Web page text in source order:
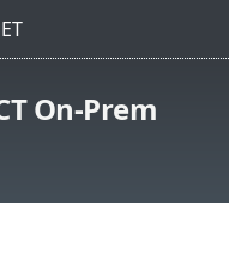
On-Prem